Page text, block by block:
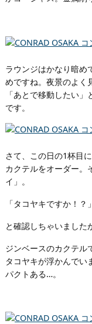
ラウンジはかなり暗め
めですね。夜景のよく
「あとで移動したい
です。
さて、この日の1杯目
カクテルをオーダー。
イ」。
「タコヤキですか！？」
と確認しちゃいました
ジンベースのカクテル
タコヤキが浮かんでい
パクトある…。